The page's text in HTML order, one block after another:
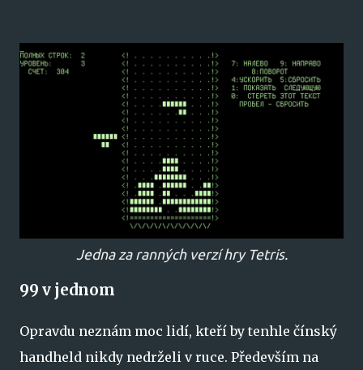
Jedna za ranných verzí hry Tetris.
99 v jednom
Opravdu neznám moc lidí, kteří by tenhle čínský
handheld nikdy nedrželi v ruce. Především na